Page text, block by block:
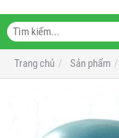
Trang chủ
Sản phẩm